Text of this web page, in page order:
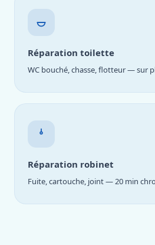
Réparation toilette
WC bouché, chasse, flotteur — sur
Réparation robinet
Fuite, cartouche, joint — 20 min